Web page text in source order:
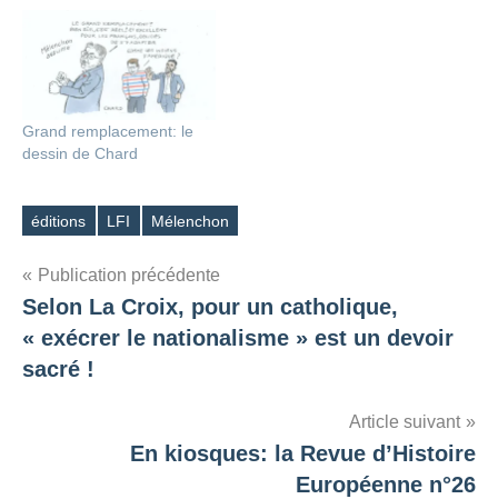
Grand remplacement: le
dessin de Chard
Étiquettes
éditions LFI Mélenchon
Navigation
de
l’article
Publication précédente
Selon La Croix, pour un catholique,
« exécrer le nationalisme » est un devoir
sacré !
Article suivant
En kiosques: la Revue d’Histoire
Européenne n°26